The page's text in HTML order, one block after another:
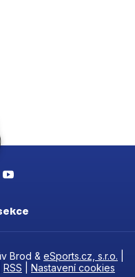
Brod & eSports.cz, s.r.o.
RSS Nastavení cookies